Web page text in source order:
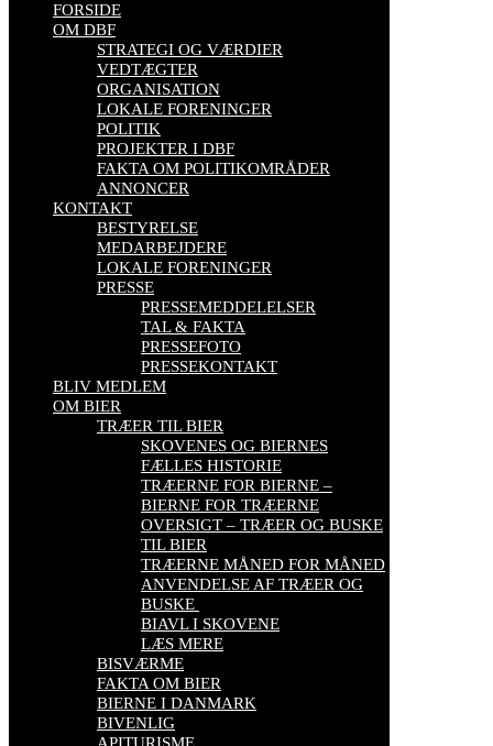
FORSIDE
OM DBF
STRATEGI OG VÆRDIER
VEDTÆGTER
ORGANISATION
LOKALE FORENINGER
POLITIK
PROJEKTER I DBF
FAKTA OM POLITIKOMRÅDER
ANNONCER
KONTAKT
BESTYRELSE
MEDARBEJDERE
LOKALE FORENINGER
PRESSE
PRESSEMEDDELELSER
TAL & FAKTA
PRESSEFOTO
PRESSEKONTAKT
BLIV MEDLEM
OM BIER
TRÆER TIL BIER
SKOVENES OG BIERNES
FÆLLES HISTORIE
TRÆERNE FOR BIERNE –
BIERNE FOR TRÆERNE
OVERSIGT – TRÆER OG BUSKE
TIL BIER
TRÆERNE MÅNED FOR MÅNED
ANVENDELSE AF TRÆER OG
BUSKE
BIAVL I SKOVENE
LÆS MERE
BISVÆRME
FAKTA OM BIER
BIERNE I DANMARK
BIVENLIG